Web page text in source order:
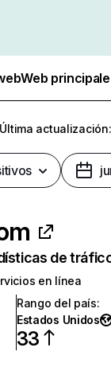
Web
Última
de
en línea
Rango del país:
Estados Unidos
33